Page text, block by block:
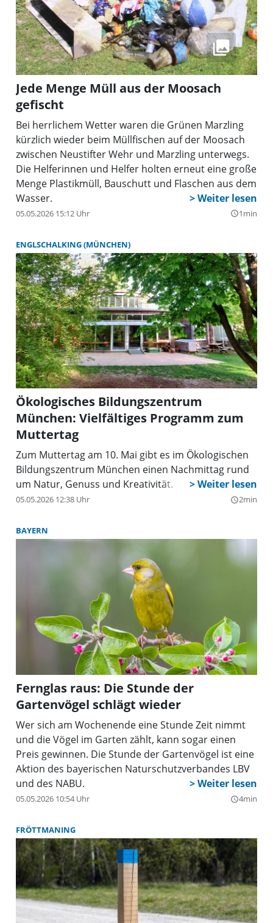
Jede Menge Müll aus der Moosach
gefischt
Bei herrlichem Wetter waren die Grünen Marzling
kürzlich wieder beim Müllfischen auf der Moosach
zwischen Neustifter Wehr und Marzling unterwegs.
Die Helferinnen und Helfer holten erneut eine große
Menge Plastikmüll, Bauschutt und Flaschen aus dem
Wasser.
05.05.2026 15:12 Uhr query_builder1min
ENGLSCHALKING (MÜNCHEN)
Ökologisches Bildungszentrum
München: Vielfältiges Programm zum
Muttertag
Zum Muttertag am 10. Mai gibt es im Ökologischen
Bildungszentrum München einen Nachmittag rund
um Natur, Genuss und Kreativität.
05.05.2026 12:38 Uhr query_builder2min
BAYERN
Fernglas raus: Die Stunde der
Gartenvögel schlägt wieder
Wer sich am Wochenende eine Stunde Zeit nimmt
und die Vögel im Garten zählt, kann sogar einen
Preis gewinnen. Die Stunde der Gartenvögel ist eine
Aktion des bayerischen Naturschutzverbandes LBV
und des NABU.
05.05.2026 10:54 Uhr query_builder4min
FRÖTTMANING